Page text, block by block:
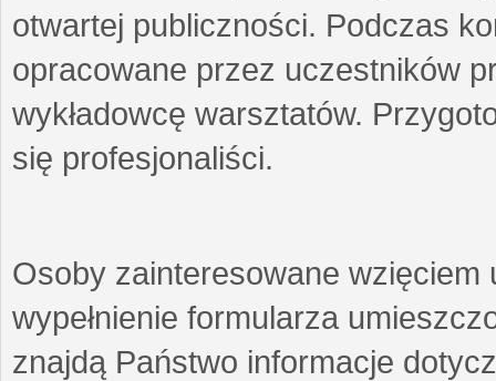
otwartej publiczności. Podczas
opracowane przez uczestników
wykładowcę warsztatów.
się profesjonaliści.
Osoby zainteresowane wzięciem
wypełnienie formularza
znajdą Państwo informacje